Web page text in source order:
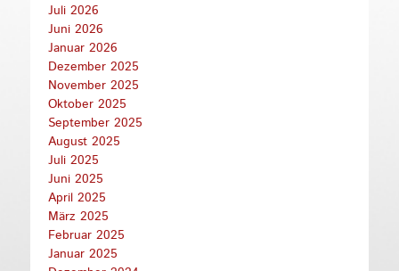
Juli 2026
Juni 2026
Januar 2026
Dezember 2025
November 2025
Oktober 2025
September 2025
August 2025
Juli 2025
Juni 2025
April 2025
März 2025
Februar 2025
Januar 2025